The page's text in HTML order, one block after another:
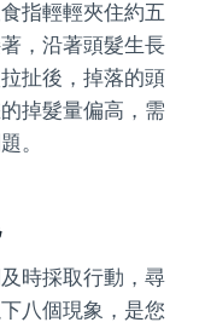
指輕輕夾住約五
，沿著頭髮生長
扯後，掉落的頭
掉髮量偏高，需
。
時採取行動，尋
八個現象，是您